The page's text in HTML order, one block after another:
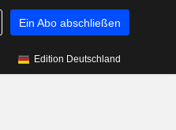
Ein Abo abschließen
Edition Deutschland